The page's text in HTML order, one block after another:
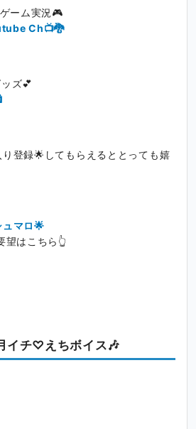
ーム実況🎮
Ch📺🐉
ズ💕
登録🌟してもらえるととっても嬉
マロ🌟
望はこちら👆
イチ♡えちボイス🎶